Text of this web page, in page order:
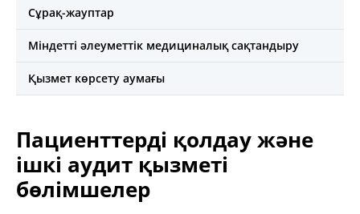
Сұрақ-жауптар
Міндетті әлеуметтік медициналық сақтандыру
Қызмет көрсету аумағы
Пациенттерді қолдау және
ішкі аудит қызметі
бөлімшелер